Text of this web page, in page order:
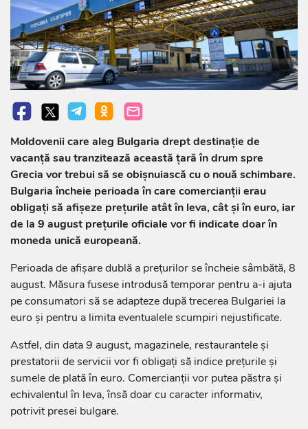
Moldovenii care aleg Bulgaria drept destinație de
vacanță sau tranzitează această țară în drum spre
Grecia vor trebui să se obișnuiască cu o nouă schimbare.
Bulgaria încheie perioada în care comercianții erau
obligați să afișeze prețurile atât în leva, cât și în euro, iar
de la 9 august prețurile oficiale vor fi indicate doar în
moneda unică europeană.
Perioada de afișare dublă a prețurilor se încheie sâmbătă, 8
august. Măsura fusese introdusă temporar pentru a-i ajuta
pe consumatori să se adapteze după trecerea Bulgariei la
euro și pentru a limita eventualele scumpiri nejustificate.
Astfel, din data 9 august, magazinele, restaurantele și
prestatorii de servicii vor fi obligați să indice prețurile și
sumele de plată în euro. Comercianții vor putea păstra și
echivalentul în leva, însă doar cu caracter informativ,
potrivit presei bulgare.